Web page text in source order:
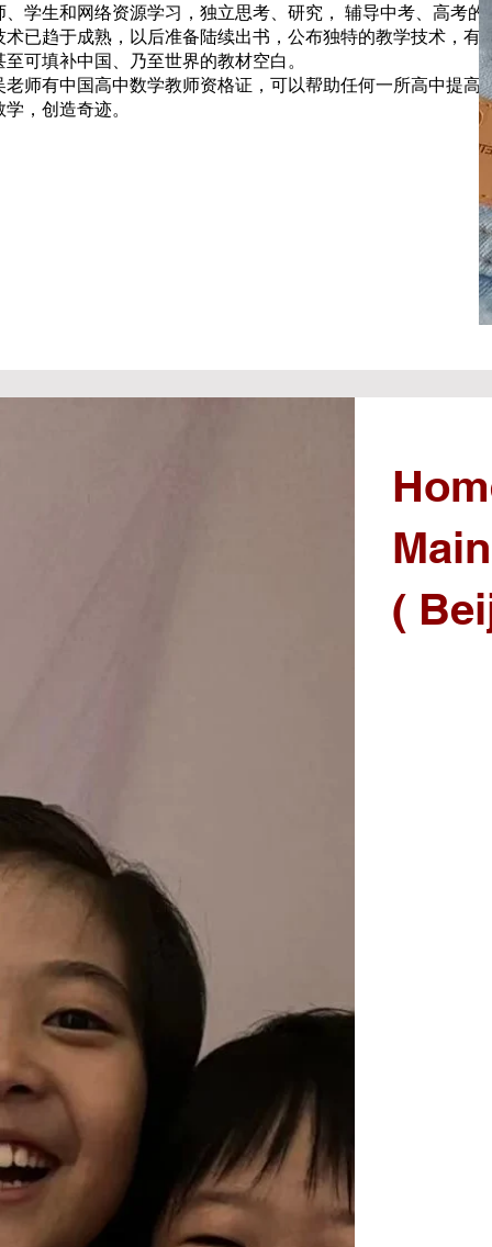
、学生和网络资源学习，独立思考、研究， 辅导中考、高考的
术已趋于成熟，以后准备陆续出书，公布独特的教学技术，有
至可填补中国、乃至世界的教材空白。
老师有中国高中数学教师资格证，可以帮助任何一所高中提高
学，创造奇迹。
(